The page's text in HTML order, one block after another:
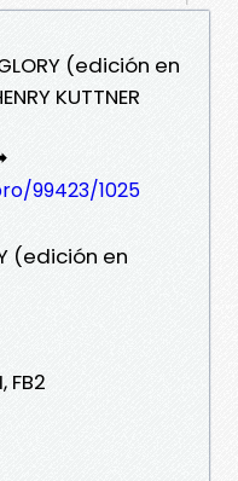
GLORY (edición en
KUTTNER
99423/1025
(edición en
FB2